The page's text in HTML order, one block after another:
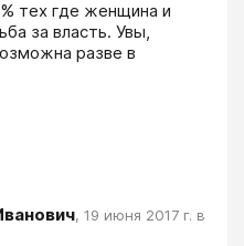
тех где женщина и
за власть. Увы,
разве в
, 19 июня 2017 г. в